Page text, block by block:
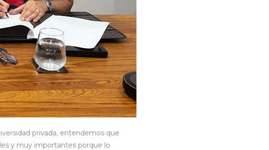
privada, entendemos que
y muy importantes porque lo